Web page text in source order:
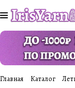
Главная Каталог